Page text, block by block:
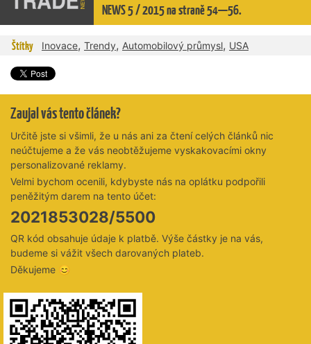
NEWS 5 / 2015 na straně 54—56.
Štítky Inovace, Trendy, Automobilový průmysl, USA
Zaujal vás tento článek?
Určitě jste si všimli, že u nás ani za čtení celých článků nic
neúčtujeme a že vás neobtěžujeme vyskakovacími okny
personalizované reklamy.
Velmi bychom ocenili, kdybyste nás na oplátku podpořili
peněžitým darem na tento účet:
2021853028/5500
QR kód obsahuje údaje k platbě. Výše částky je na vás,
budeme si vážit všech darovaných plateb.
Děkujeme 😊